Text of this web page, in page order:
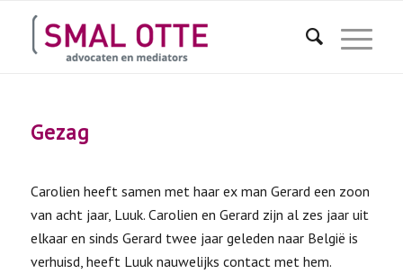
Gezag
Carolien heeft samen met haar ex man Gerard een zoon
van acht jaar, Luuk. Carolien en Gerard zijn al zes jaar uit
elkaar en sinds Gerard twee jaar geleden naar België is
verhuisd, heeft Luuk nauwelijks contact met hem.